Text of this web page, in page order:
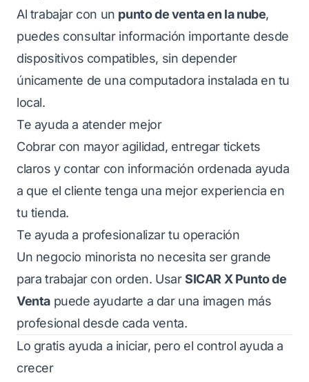
Al trabajar con un punto de venta en la nube,
puedes consultar información importante desde
dispositivos compatibles, sin depender
únicamente de una computadora instalada en tu
local.
Te ayuda a atender mejor
Cobrar con mayor agilidad, entregar tickets
claros y contar con información ordenada ayuda
a que el cliente tenga una mejor experiencia en
tu tienda.
Te ayuda a profesionalizar tu operación
Un negocio minorista no necesita ser grande
para trabajar con orden. UsarSICAR X Punto de
Venta puede ayudarte a dar una imagen más
profesional desde cada venta.
Lo gratis ayuda a iniciar, pero el control ayuda a
crecer